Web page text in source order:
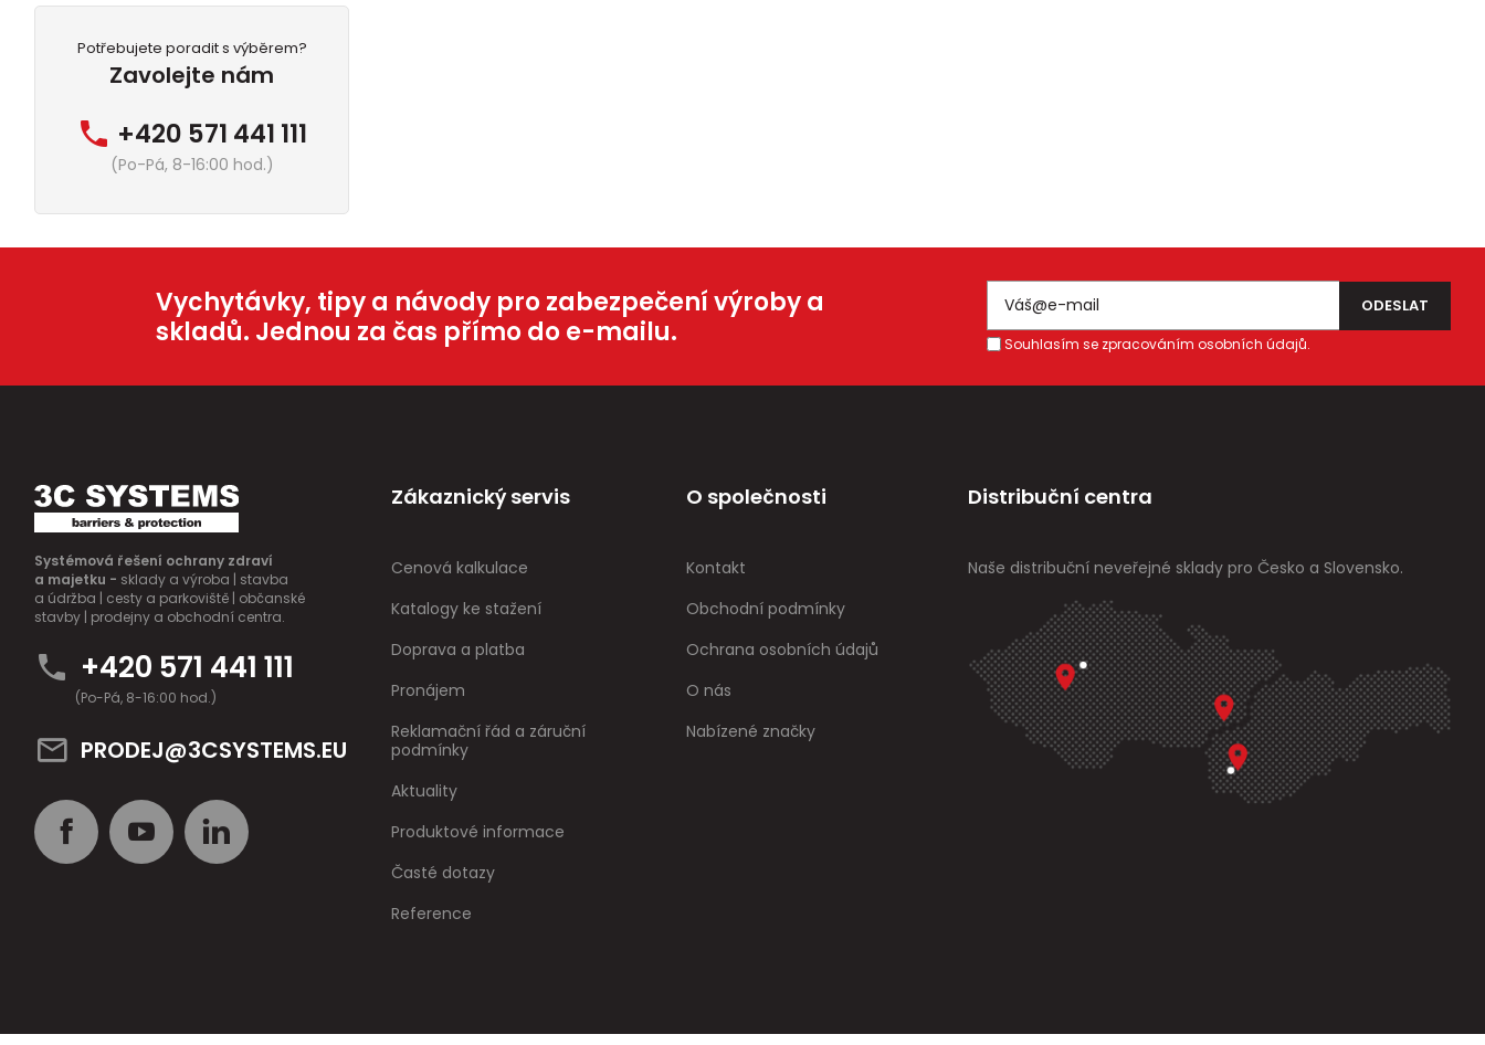
Potřebujete poradit s výběrem?
Zavolejte nám
+420 571 441 111
(Po-Pá, 8-16:00 hod.)
Vychytávky, tipy a návody pro zabezpečení výroby a
skladů. Jednou za čas přímo do e-mailu.
Souhlasím se zpracováním osobních údajů.
Systémová řešení ochrany zdraví
a majetku - sklady a výroba | stavba
a údržba | cesty a parkoviště | občanské
stavby | prodejny a obchodní centra.
+420 571 441 111
(Po-Pá, 8-16:00 hod.)
PRODEJ@3CSYSTEMS.EU
Zákaznický servis
Cenová kalkulace
Katalogy ke stažení
Doprava a platba
Pronájem
Reklamační řád a záruční
podmínky
Aktuality
Produktové informace
Časté dotazy
Reference
O společnosti
Kontakt
Obchodní podmínky
Ochrana osobních údajů
O nás
Nabízené značky
Distribuční centra
Naše distribuční neveřejné sklady pro Česko a Slovensko.